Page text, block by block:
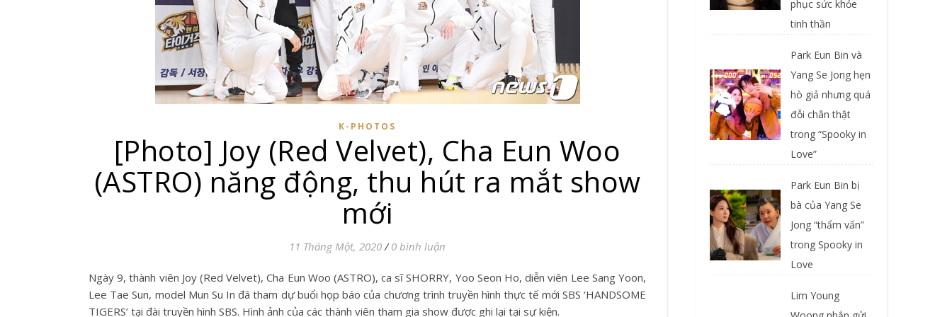
K-PHOTOS
[Photo] Joy (Red Velvet), Cha Eun Woo
(ASTRO) năng động, thu hút ra mắt show
mới
11 Tháng Một, 2020 / 0 bình luận
Ngày 9, thành viên Joy (Red Velvet), Cha Eun Woo (ASTRO), ca sĩ SHORRY, Yoo Seon Ho, diễn viên Lee Sang Yoon,
Lee Tae Sun, model Mun Su In đã tham dự buổi họp báo của chương trình truyền hình thực tế mới SBS ‘HANDSOME
TIGERS’ tại đài truyền hình SBS. Hình ảnh của các thành viên tham gia show được ghi lại tại sự kiện.
phục sức khỏe
tinh thần
Park Eun Bin và
Yang Se Jong hẹn
hò giả nhưng quá
đỗi chân thật
trong “Spooky in
Love”
Park Eun Bin bị
bà của Yang Se
Jong “thẩm vấn”
trong Spooky in
Love
Lim Young